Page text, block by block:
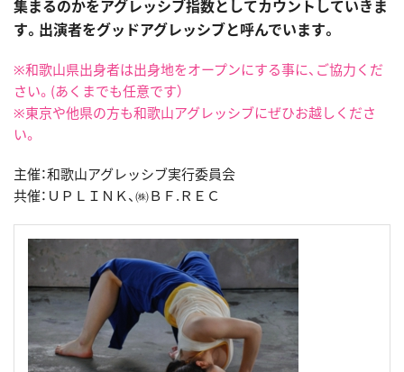
集まるのかをアグレッシブ指数としてカウントしていきま
す。出演者をグッドアグレッシブと呼んでいます。
※和歌山県出身者は出身地をオープンにする事に、ご協力くだ
さい。(あくまでも任意です）
※東京や他県の方も和歌山アグレッシブにぜひお越しくださ
い。
主催：和歌山アグレッシブ実行委員会
共催：ＵＰＬＩＮＫ、㈱ＢＦ.ＲＥＣ